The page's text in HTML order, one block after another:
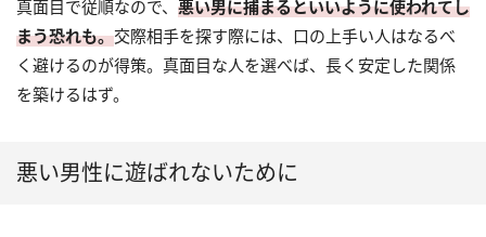
真面目で従順なので、 悪い男に捕まるといいように使われてし
まう恐れも。交際相手を探す際には、口の上手い人はなるべ
く避けるのが得策。真面目な人を選べば、長く安定した関係
を築けるはず。
悪い男性に遊ばれないために